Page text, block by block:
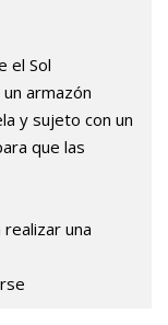
el Sol
armazón
y sujeto con un
que las
una